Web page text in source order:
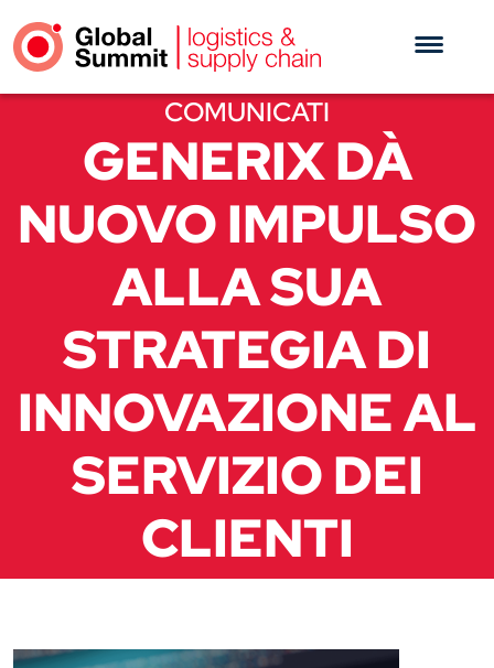
COMUNICATI
GENERIX DÀ
NUOVO IMPULSO
ALLA SUA
STRATEGIA DI
INNOVAZIONE AL
SERVIZIO DEI
CLIENTI